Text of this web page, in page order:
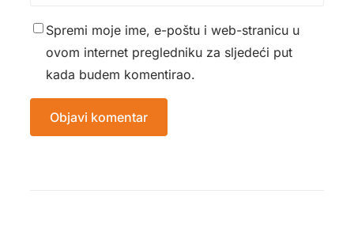
Spremi moje ime, e-poštu i web-stranicu u
ovom internet pregledniku za sljedeći put
kada budem komentirao.